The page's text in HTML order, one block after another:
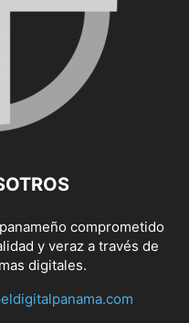
comprometido
y veraz a través de
digitales.